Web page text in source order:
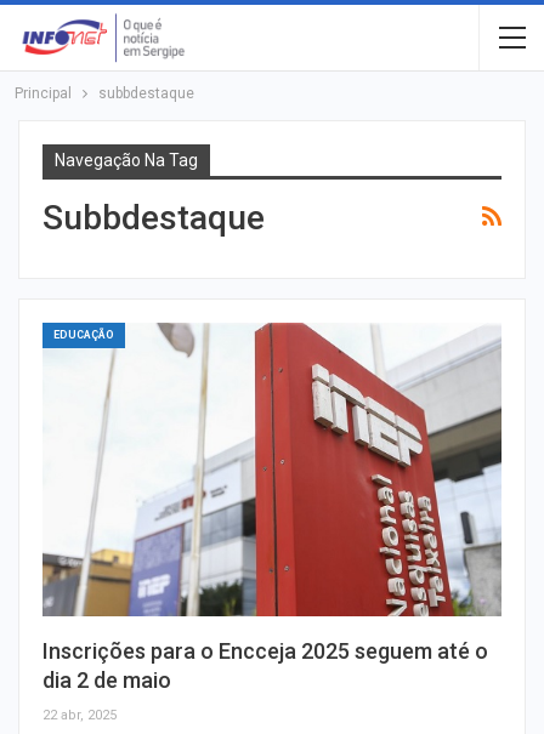
Principal subbdestaque
Navegação Na Tag
Subbdestaque
EDUCAÇÃO
Inscrições para o Encceja 2025 seguem até o
dia 2 de maio
22 abr, 2025